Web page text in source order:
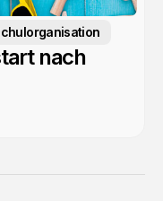
nach